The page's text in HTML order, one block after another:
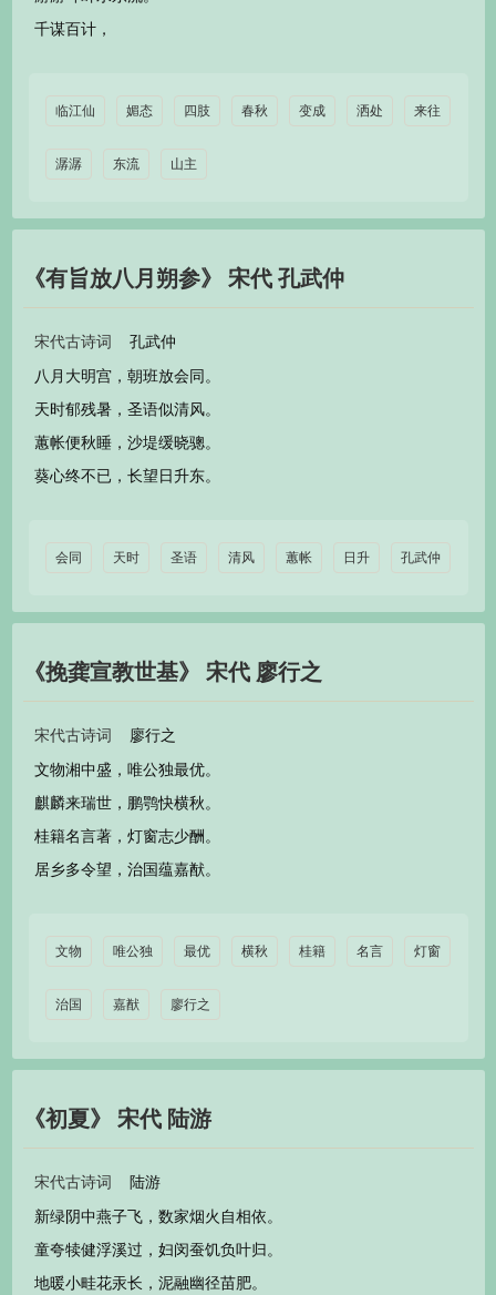
千谋百计，
临江仙 媚态 四肢 春秋 变成 洒处 来往
潺潺 东流 山主
《有旨放八月朔参》 宋代 孔武仲
宋代古诗词
孔武仲
八月大明宫，朝班放会同。
天时郁残暑，圣语似清风。
蕙帐便秋睡，沙堤缓晓骢。
葵心终不已，长望日升东。
会同 天时 圣语 清风 蕙帐 日升 孔武仲
《挽龚宣教世基》 宋代 廖行之
宋代古诗词
廖行之
文物湘中盛，唯公独最优。
麒麟来瑞世，鹏鹗快横秋。
桂籍名言著，灯窗志少酬。
居乡多令望，治国蕴嘉猷。
文物 唯公独 最优 横秋 桂籍 名言 灯窗
治国 嘉猷 廖行之
《初夏》 宋代 陆游
宋代古诗词
陆游
新绿阴中燕子飞，数家烟火自相依。
童夸犊健浮溪过，妇闵蚕饥负叶归。
地暖小畦花汞长，泥融幽径苗肥。